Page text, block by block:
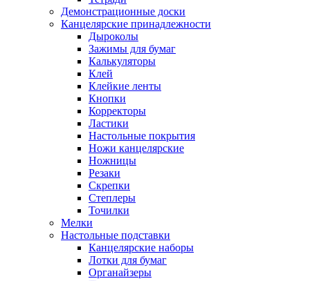
Демонстрационные доски
Канцелярские принадлежности
Дыроколы
Зажимы для бумаг
Калькуляторы
Клей
Клейкие ленты
Кнопки
Корректоры
Ластики
Настольные покрытия
Ножи канцелярские
Ножницы
Резаки
Скрепки
Степлеры
Точилки
Мелки
Настольные подставки
Канцелярские наборы
Лотки для бумаг
Органайзеры